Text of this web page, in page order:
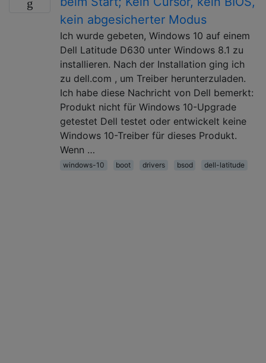
kein abgesicherter Modus
Ich wurde gebeten, Windows 10 auf einem
Dell Latitude D630 unter Windows 8.1 zu
installieren. Nach der Installation ging ich
zu dell.com , um Treiber herunterzuladen.
Ich habe diese Nachricht von Dell bemerkt:
Produkt nicht für Windows 10-Upgrade
getestet Dell testet oder entwickelt keine
Windows 10-Treiber für dieses Produkt.
Wenn …
windows-10 boot drivers bsod dell-latitude